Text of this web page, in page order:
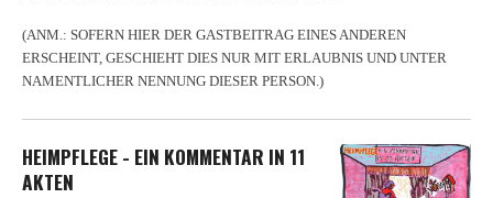
(ANM.: SOFERN HIER DER GASTBEITRAG EINES ANDEREN
ERSCHEINT, GESCHIEHT DIES NUR MIT ERLAUBNIS UND UNTER
NAMENTLICHER NENNUNG DIESER PERSON.)
HEIMPFLEGE - EIN KOMMENTAR IN 11
AKTEN